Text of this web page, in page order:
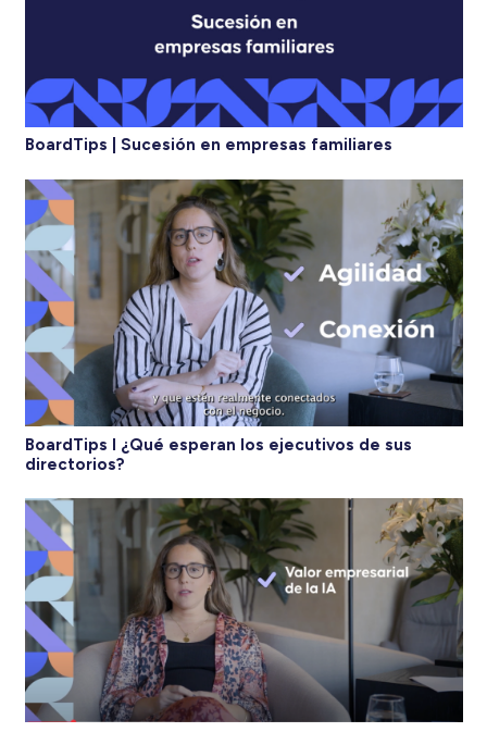
BoardTips | Sucesión en empresas familiares
BoardTips I ¿Qué esperan los ejecutivos de sus
directorios?